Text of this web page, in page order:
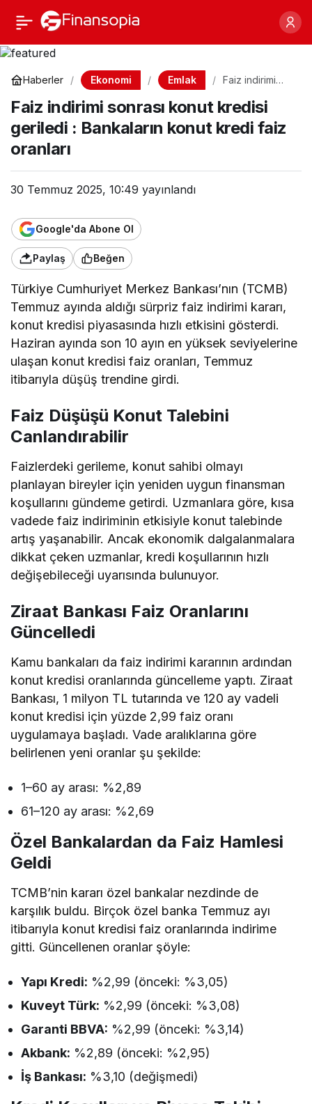
Haberler Ekonomi Emlak
Faiz indirimi
kredisi geriledi
: Bankaların
konut kredi faiz
Faiz indirimi sonrası konut kredisi
geriledi : Bankaların konut kredi faiz
oranları
30 Temmuz 2025, 10:49 yayınlandı
Google'da Abone Ol
Paylaş Beğen
Türkiye Cumhuriyet Merkez Bankası’nın (TCMB)
Temmuz ayında aldığı sürpriz faiz indirimi kararı,
konut kredisi piyasasında hızlı etkisini gösterdi.
Haziran ayında son 10 ayın en yüksek seviyelerine
ulaşan konut kredisi faiz oranları, Temmuz
itibarıyla düşüş trendine girdi.
Faiz Düşüşü Konut Talebini
Canlandırabilir
Faizlerdeki gerileme, konut sahibi olmayı
planlayan bireyler için yeniden uygun finansman
koşullarını gündeme getirdi. Uzmanlara göre, kısa
vadede faiz indiriminin etkisiyle konut talebinde
artış yaşanabilir. Ancak ekonomik dalgalanmalara
dikkat çeken uzmanlar, kredi koşullarının hızlı
değişebileceği uyarısında bulunuyor.
Ziraat Bankası Faiz Oranlarını
Güncelledi
Kamu bankaları da faiz indirimi kararının ardından
konut kredisi oranlarında güncelleme yaptı. Ziraat
Bankası, 1 milyon TL tutarında ve 120 ay vadeli
konut kredisi için yüzde 2,99 faiz oranı
uygulamaya başladı. Vade aralıklarına göre
belirlenen yeni oranlar şu şekilde:
1–60 ay arası: %2,89
61–120 ay arası: %2,69
Özel Bankalardan da Faiz Hamlesi
Geldi
TCMB’nin kararı özel bankalar nezdinde de
karşılık buldu. Birçok özel banka Temmuz ayı
itibarıyla konut kredisi faiz oranlarında indirime
gitti. Güncellenen oranlar şöyle:
Yapı Kredi: %2,99 (önceki: %3,05)
Kuveyt Türk: %2,99 (önceki: %3,08)
Garanti BBVA: %2,99 (önceki: %3,14)
Akbank: %2,89 (önceki: %2,95)
İş Bankası: %3,10 (değişmedi)
Faiz indirimi sonrası
konut kredisi geriledi :
faiz oranları
Paylaş